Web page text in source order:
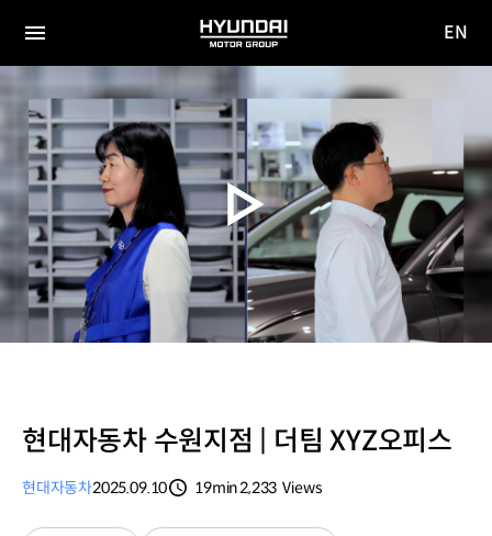
전체
HYUNDAI
MOTOR
GROUP
EN
현대자동차 수원지점 | 더팀 XYZ오피스
현대자동차2025.09.10
19min2,233 Views